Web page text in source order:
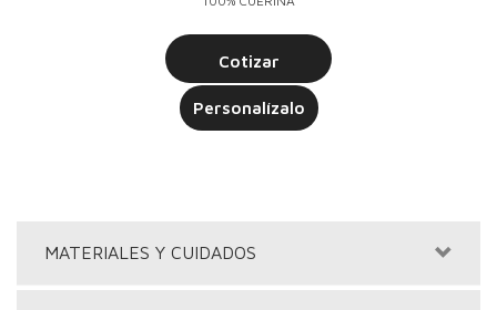
Cotizar
Personalízalo
MATERIALES Y CUIDADOS